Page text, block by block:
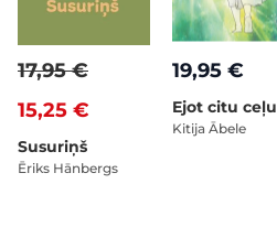
15,25 €
17,95 €
Susuriņš
Ēriks Hānbergs
19,95 €
Ejot citu ceļu
Kitija Ābele